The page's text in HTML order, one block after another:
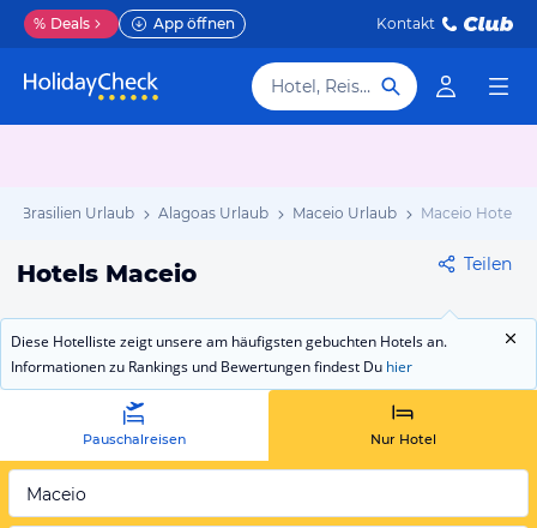
% Deals App öffnen Kontakt
Hotel, Reiseziel
Brasilien Urlaub Alagoas Urlaub Maceio Urlaub Maceio Hotels
Hotels Maceio Teilen
Diese Hotelliste zeigt unsere am häufigsten gebuchten Hotels an.
Informationen zu Rankings und Bewertungen findest Du hier
Pauschalreisen Nur Hotel
Maceio